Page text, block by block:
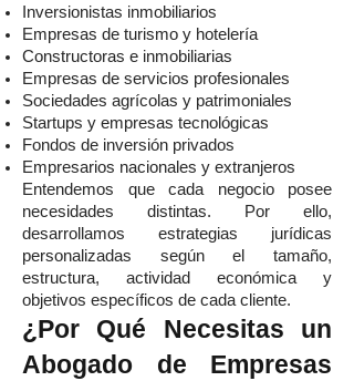
Inversionistas inmobiliarios
Empresas de turismo y hotelería
Constructoras e inmobiliarias
Empresas de servicios profesionales
Sociedades agrícolas y patrimoniales
Startups y empresas tecnológicas
Fondos de inversión privados
Empresarios nacionales y extranjeros
Entendemos que cada negocio posee
necesidades distintas. Por ello,
desarrollamos estrategias jurídicas
personalizadas según el tamaño,
estructura, actividad económica y
objetivos específicos de cada cliente.
¿Por Qué Necesitas un
Abogado de Empresas